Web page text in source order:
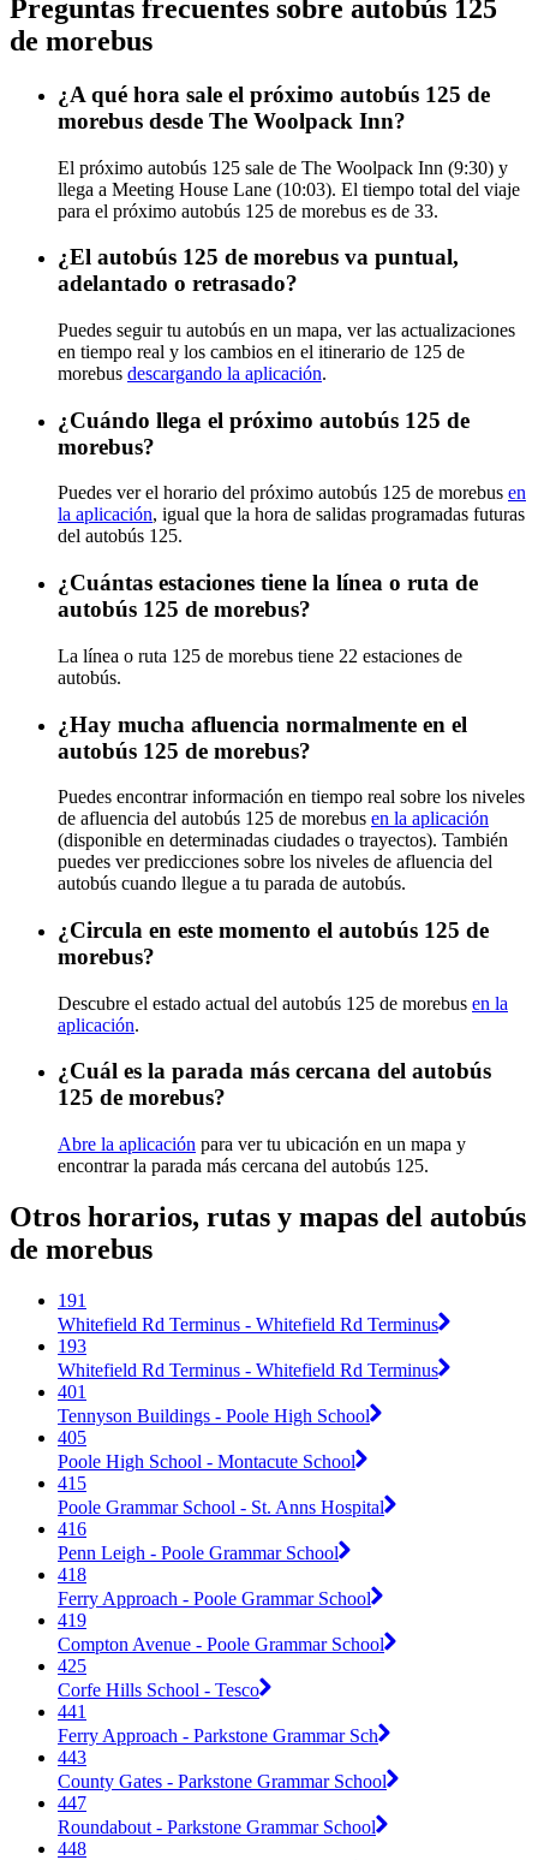
Preguntas frecuentes sobre autobús 125
de morebus
¿A qué hora sale el próximo autobús 125 de
morebus desde The Woolpack Inn?
El próximo autobús 125 sale de The Woolpack Inn (9:30) y
llega a Meeting House Lane (10:03). El tiempo total del viaje
para el próximo autobús 125 de morebus es de 33.
¿El autobús 125 de morebus va puntual,
adelantado o retrasado?
Puedes seguir tu autobús en un mapa, ver las actualizaciones
en tiempo real y los cambios en el itinerario de 125 de
morebus descargando la aplicación.
¿Cuándo llega el próximo autobús 125 de
morebus?
Puedes ver el horario del próximo autobús 125 de morebus en
la aplicación, igual que la hora de salidas programadas futuras
del autobús 125.
¿Cuántas estaciones tiene la línea o ruta de
autobús 125 de morebus?
La línea o ruta 125 de morebus tiene 22 estaciones de
autobús.
¿Hay mucha afluencia normalmente en el
autobús 125 de morebus?
Puedes encontrar información en tiempo real sobre los niveles
de afluencia del autobús 125 de morebus en la aplicación
(disponible en determinadas ciudades o trayectos). También
puedes ver predicciones sobre los niveles de afluencia del
autobús cuando llegue a tu parada de autobús.
¿Circula en este momento el autobús 125 de
morebus?
Descubre el estado actual del autobús 125 de morebus en la
aplicación.
¿Cuál es la parada más cercana del autobús
125 de morebus?
Abre la aplicación para ver tu ubicación en un mapa y
encontrar la parada más cercana del autobús 125.
Otros horarios, rutas y mapas del autobús
de morebus
191
Whitefield Rd Terminus - Whitefield Rd Terminus
193
Whitefield Rd Terminus - Whitefield Rd Terminus
401
Tennyson Buildings - Poole High School
405
Poole High School - Montacute School
415
Poole Grammar School - St. Anns Hospital
416
Penn Leigh - Poole Grammar School
418
Ferry Approach - Poole Grammar School
419
Compton Avenue - Poole Grammar School
425
Corfe Hills School - Tesco
441
Ferry Approach - Parkstone Grammar Sch
443
County Gates - Parkstone Grammar School
447
Roundabout - Parkstone Grammar School
448